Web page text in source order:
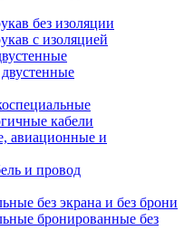
без изоляции
с изоляцией
кабели
авиационные и
и провод
без экрана и без брони
бронированные без